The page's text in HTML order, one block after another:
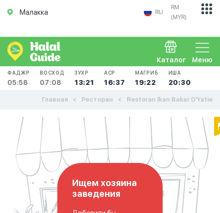
Малакка RU
RM
(MYR)
Меню
Каталог
ФАДЖР
05:58
ВОСХОД
07:08
ЗУХР
13:21
АСР
16:37
МАГРИБ
19:22
ИША
20:30
Главная Ресторан Restoran Ikan Bakar D'Yatie
Ищем хозяина
заведения